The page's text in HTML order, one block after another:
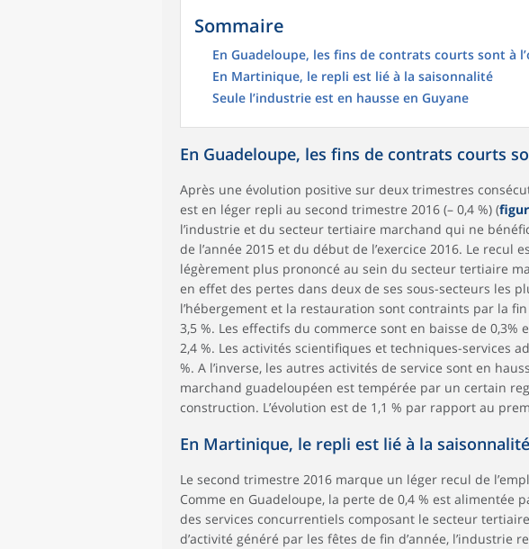
Sommaire
En Guadeloupe, les fins de contrats courts sont à
En Martinique, le repli est lié à la saisonnalité
Seule l’industrie est en hausse en Guyane
En Guadeloupe, les fins de contrats courts
Après une évolution positive sur deux trimestres
est en léger repli au second trimestre 2016 (– 0,4 %) (
l’industrie et du secteur tertiaire marchand qui ne
de l’année 2015 et du début de l’exercice 2016. Le recul
légèrement plus prononcé au sein du secteur tertiaire
en effet des pertes dans deux de ses sous-secteurs les
l’hébergement et la restauration sont contraints par la
3,5 %. Les effectifs du commerce sont en baisse de 0,3%
2,4 %. Les activités scientifiques et techniques-services
%. A l’inverse, les autres activités de service sont en
marchand guadeloupéen est tempérée par un certain
construction. L’évolution est de 1,1 % par rapport au
En Martinique, le repli est lié à la saisonnalité
Le second trimestre 2016 marque un léger recul de
Comme en Guadeloupe, la perte de 0,4 % est alimentée
des services concurrentiels composant le secteur
d’activité généré par les fêtes de fin d’année, l’industrie